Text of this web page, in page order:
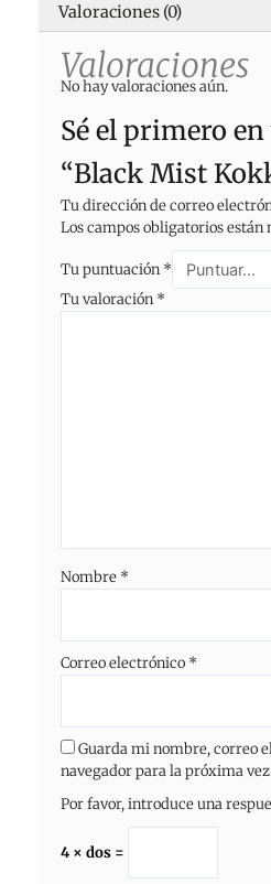
Valoraciones (0)
Valoraciones
No hay valoraciones aún.
Sé el primero
“Black Mist
Tu dirección de correo
Los campos obligatorios están
Tu puntuación *
Tu valoración *
Nombre *
Correo electrónico *
Guarda mi nombre, correo
navegador para la próxima
Por favor, introduce una
4 × dos =